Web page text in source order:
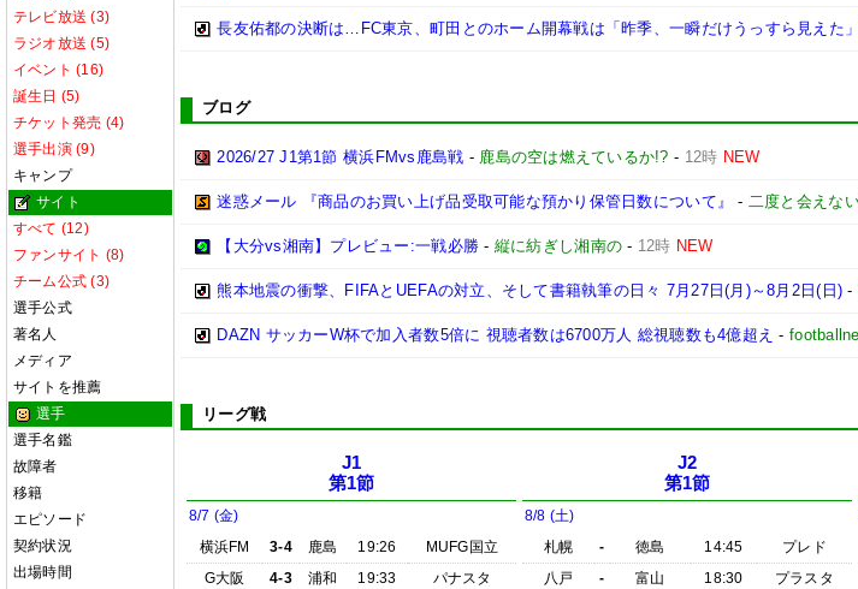
テレビ放送 (3)
ラジオ放送 (5)
イベント (16)
誕生日 (5)
チケット発売 (4)
選手出演 (9)
キャンプ
サイト
すべて (12)
ファンサイト (8)
チーム公式 (3)
選手公式
著名人
メディア
サイトを推薦
選手
選手名鑑
故障者
移籍
エピソード
契約状況
出場時間
長友佑都の決断は…FC東京、町田とのホーム開幕戦は「昨季、一瞬だけうっすら見えた
ブログ
2026/27 J1第1節 横浜FMvs鹿島戦 - 鹿島の空は燃えているか!? - 12時 NEW
迷惑メール 『商品のお買い上げ品受取可能な預かり保管日数について』 - 二度と会えな
【大分vs湘南】プレビュー:一戦必勝 - 縦に紡ぎし湘南の - 12時 NEW
熊本地震の衝撃、FIFAとUEFAの対立、そして書籍執筆の日々 7月27日(月)～8月2日(日) -
DAZN サッカーW杯で加入者数5倍に 視聴者数は6700万人 総視聴数も4億超え -
リーグ戦
J1
第1節
8/7 (金)
横浜FM
3-4 鹿島 19:26
MUFG国立
G大阪
4-3 浦和 19:33
パナスタ
J2
第1節
8/8 (土)
札幌
- 徳島 14:45
プレド
八戸
- 富山 18:30
プラスタ